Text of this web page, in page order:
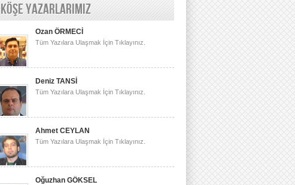
KÖŞE YAZARLARIMIZ
Ozan ÖRMECİ
Tüm Yazılara Ulaşmak İçin Tıklayınız.
Deniz TANSİ
Tüm Yazılara Ulaşmak İçin Tıklayınız.
Ahmet CEYLAN
Tüm Yazılara Ulaşmak İçin Tıklayınız.
Oğuzhan GÖKSEL